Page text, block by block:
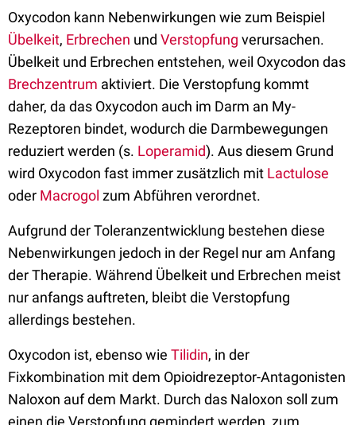
Oxycodon kann Nebenwirkungen wie zum Beispiel
Übelkeit, Erbrechen und Verstopfung verursachen.
Übelkeit und Erbrechen entstehen, weil Oxycodon das
Brechzentrum aktiviert. Die Verstopfung kommt
daher, da das Oxycodon auch im Darm an My-
Rezeptoren bindet, wodurch die Darmbewegungen
reduziert werden (s. Loperamid). Aus diesem Grund
wird Oxycodon fast immer zusätzlich mit Lactulose
oder Macrogol zum Abführen verordnet.
Aufgrund der Toleranzentwicklung bestehen diese
Nebenwirkungen jedoch in der Regel nur am Anfang
der Therapie. Während Übelkeit und Erbrechen meist
nur anfangs auftreten, bleibt die Verstopfung
allerdings bestehen.
Oxycodon ist, ebenso wie Tilidin, in der
Fixkombination mit dem Opioidrezeptor-Antagonisten
Naloxon auf dem Markt. Durch das Naloxon soll zum
einen die Verstopfung gemindert werden, zum